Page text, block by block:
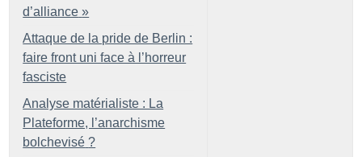
d’alliance »
Attaque de la pride de Berlin :
faire front uni face à l’horreur
fasciste
Analyse matérialiste : La
Plateforme, l’anarchisme
bolchevisé ?